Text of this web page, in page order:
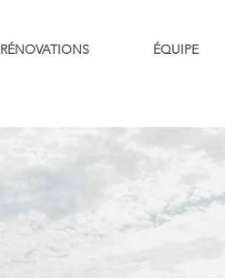
RÉNOVATIONS ÉQUIPE